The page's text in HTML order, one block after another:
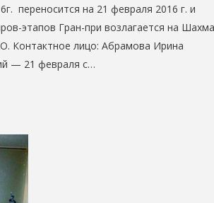
переносится на 21 февраля 2016 г. и
этапов Гран-при возлагается на
Контактное лицо: Абрамова Ирина
— 21 февраля с…